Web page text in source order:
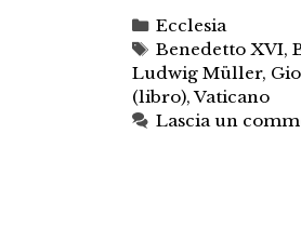
Categorie
Ecclesia
Tag
Benedetto XVI,
Ludwig Müller,
(libro),Vaticano
Lascia un